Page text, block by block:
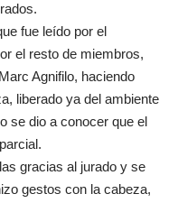
fue leído por el
el resto de miembros,
Agnifilo, haciendo
liberado ya del ambiente
se dio a conocer que el
gracias al jurado y se
gestos con la cabeza,